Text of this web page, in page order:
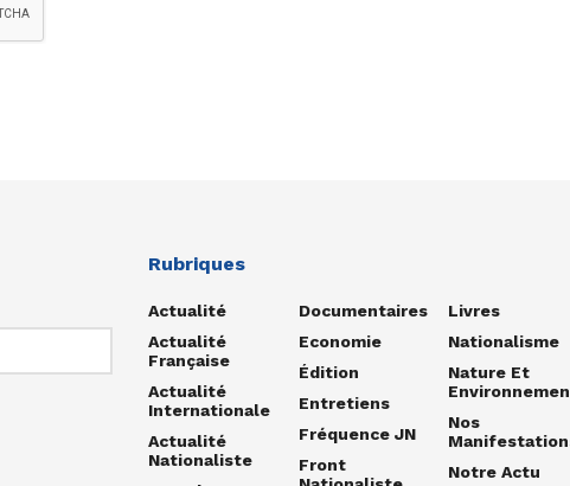
Rubriques
Actualité
Actualité
Française
Actualité
Internationale
Actualité
Nationaliste
Documentaires
Economie
Édition
Entretiens
Fréquence JN
Front
Livres
Nationalisme
Nature Et
Nos
Notre Actu